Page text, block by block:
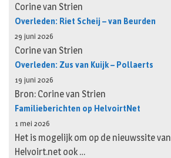
Corine van Strien
Overleden: Riet Scheij – van Beurden
29 juni 2026
Corine van Strien
Overleden: Zus van Kuijk – Pollaerts
19 juni 2026
Bron: Corine van Strien
Familieberichten op HelvoirtNet
1 mei 2026
Het is mogelijk om op de nieuwssite van
Helvoirt.net ook …